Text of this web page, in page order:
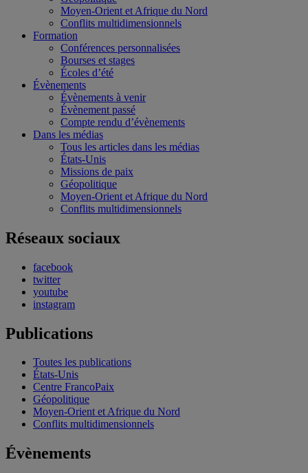
Moyen-Orient et Afrique du Nord
Conflits multidimensionnels
Formation
Conférences personnalisées
Bourses et stages
Écoles d’été
Évènements
Évènements à venir
Évènement passé
Compte rendu d’évènements
Dans les médias
Tous les articles dans les médias
États-Unis
Missions de paix
Géopolitique
Moyen-Orient et Afrique du Nord
Conflits multidimensionnels
Réseaux sociaux
facebook
twitter
youtube
instagram
Publications
Toutes les publications
États-Unis
Centre FrancoPaix
Géopolitique
Moyen-Orient et Afrique du Nord
Conflits multidimensionnels
Évènements